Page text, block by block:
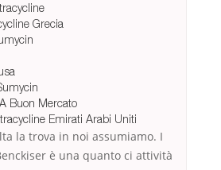
Grecia
Buon Mercato
Emirati Arabi Uniti
la trova in noi assumiamo. I
è una quanto ci attività